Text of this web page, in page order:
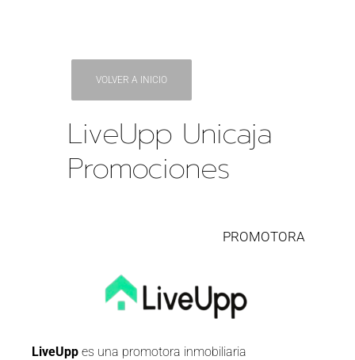
VOLVER A INICIO
LiveUpp Unicaja
Promociones
PROMOTORA
LiveUpp es una promotora inmobiliaria